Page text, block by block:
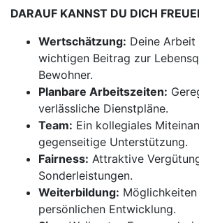
DARAUF KANNST DU DICH
Wertschätzung: Deine
wichtigen Beitrag zur
Bewohner.
Planbare Arbeitszeiten:
verlässliche Dienstpläne.
Team: Ein kollegiales
gegenseitige Unterstützung.
Fairness: Attraktive
Sonderleistungen.
Weiterbildung:
persönlichen Entwicklung.